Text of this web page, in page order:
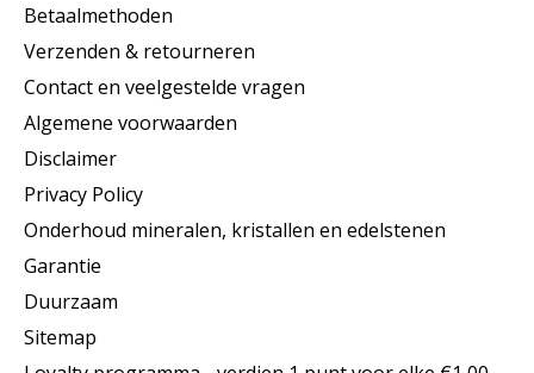
Betaalmethoden
Verzenden & retourneren
Contact en veelgestelde vragen
Algemene voorwaarden
Disclaimer
Privacy Policy
Onderhoud mineralen, kristallen en edelstenen
Garantie
Duurzaam
Sitemap